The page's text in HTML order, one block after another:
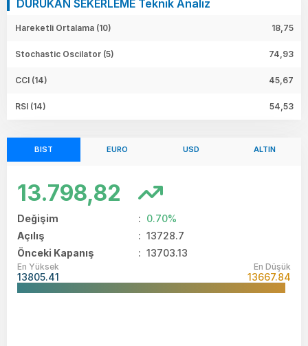
DURUKAN SEKERLEME Teknik Analiz
Hareketli Ortalama (10) 18,75
Stochastic Oscilator (5) 74,93
CCI (14) 45,67
RSI (14) 54,53
BIST EURO USD ALTIN
13.798,82
Değişim : 0.70%
Açılış
: 13728.7
Önceki Kapanış
: 13703.13
En Yüksek
13805.41
En Düşük
13667.84